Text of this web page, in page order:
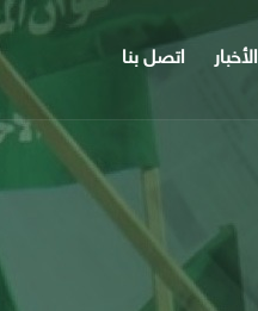
الأخبار اتصل بنا